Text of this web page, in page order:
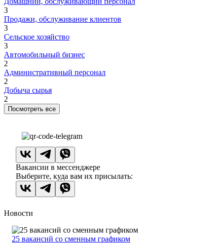
3
Продажи, обслуживание клиентов
3
Сельское хозяйство
3
Автомобильный бизнес
2
Административный персонал
2
Добыча сырья
2
Посмотреть все
Вакансии в мессенджере
Выберите, куда вам их присылать:
Новости
25 вакансий со сменным графиком